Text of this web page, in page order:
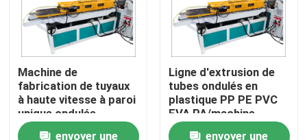
Maison
Produits
Au sujet de nous
Machine de
fabrication de tuyaux
à haute vitesse à paroi
unique ondulée
envoyer une
Ligne d'extrusion de
tubes ondulés en
plastique PP PE PVC
EVA PA/machine
d'extrusion de tubes
envoyer une